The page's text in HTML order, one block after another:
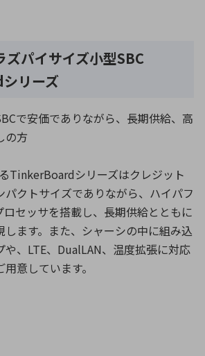
パイサイズ小型SBC
リーズ
で安価でありながら、長期供給、高
の方
TinkerBoardシリーズはクレジット
パクトサイズでありながら、ハイパフ
セッサを搭載し、長期供給とともに
します。また、シャーシの中に組み込
や、LTE、DualLAN、温度拡張に対応
意しています。